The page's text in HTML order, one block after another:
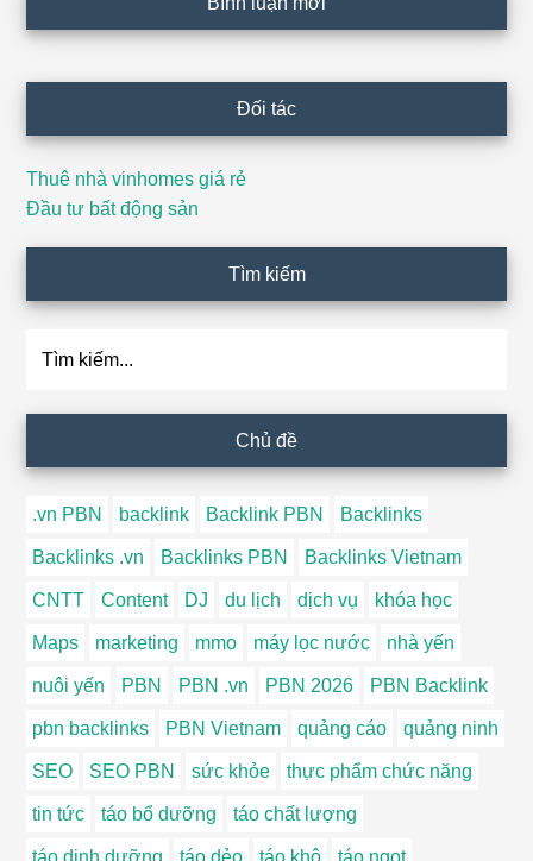
Đối tác
Thuê nhà vinhomes giá rẻ
Đầu tư bất động sản
Tìm kiếm
Chủ đề
.vn PBN backlink Backlink PBN Backlinks
Backlinks .vn Backlinks PBN Backlinks Vietnam
CNTT Content DJ du lịch dịch vụ khóa học
Maps marketing mmo máy lọc nước nhà yến
nuôi yến PBN PBN .vn PBN 2026 PBN Backlink
pbn backlinks PBN Vietnam quảng cáo quảng ninh
SEO SEO PBN sức khỏe thực phẩm chức năng
tin tức táo bổ dưỡng táo chất lượng
táo dinh dưỡng táo dẻo táo khô táo ngọt